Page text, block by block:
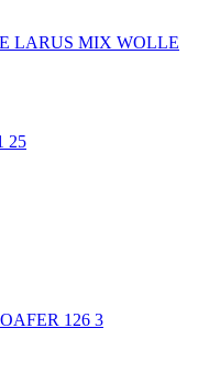
LARUS MIX WOLLE
25
126 3